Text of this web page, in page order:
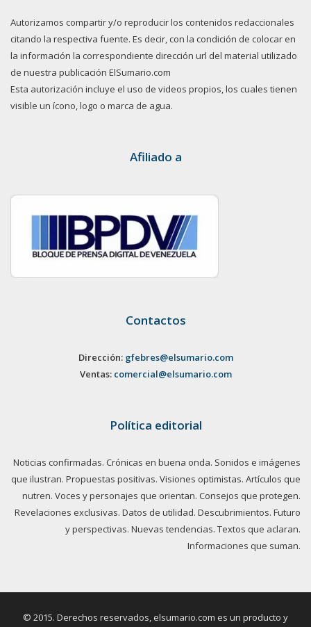
Autorizamos compartir y/o reproducir los contenidos redaccionales
citando la respectiva fuente. Es decir, con la condición de colocar en
la información la correspondiente dirección url del material utilizado
de nuestra publicación ElSumario.com
Esta autorización incluye el uso de videos propios, los cuales tienen
visible un ícono, logo o marca de agua.
Afiliado a
Contactos
Dirección: gfebres@elsumario.com
Ventas: comercial@elsumario.com
Política editorial
Noticias confirmadas. Crónicas en buena onda. Sonidos e imágenes
que ilustran. Propuestas positivas. Visiones optimistas. Artículos que
nutren. Voces y personajes que orientan. Consejos que protegen.
Revelaciones exclusivas. Datos de utilidad. Descubrimientos. Futuro
y perspectivas. Nuevas tendencias. Textos que aclaran.
Informaciones que suman.
© 2015. Derechos reservados, elsumario.com es un producto y